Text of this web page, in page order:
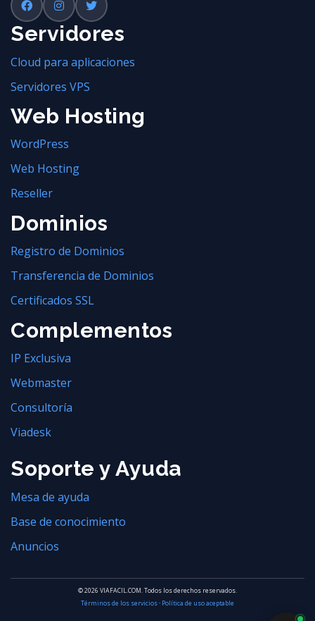
Servidores
Cloud para aplicaciones
Servidores VPS
Web Hosting
WordPress
Web Hosting
Reseller
Dominios
Registro de Dominios
Transferencia de Dominios
Certificados SSL
Complementos
IP Exclusiva
Webmaster
Consultoría
Viadesk
Soporte y Ayuda
Mesa de ayuda
Base de conocimiento
Anuncios
© 2026 VIAFACIL.COM. Todos los derechos reservados.
Términos de los servicios· Política de uso aceptable